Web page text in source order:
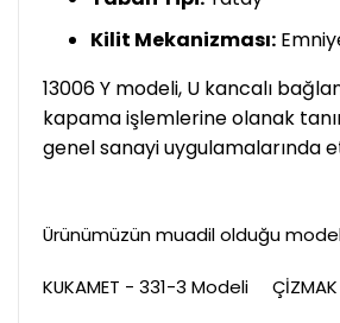
Kilit Mekanizması:
13006 Y modeli, U kancalı
kapama işlemlerine olanak
genel sanayi uygulamalarında
Ürünümüzün muadil olduğu
KUKAMET - 331-3 Modeli